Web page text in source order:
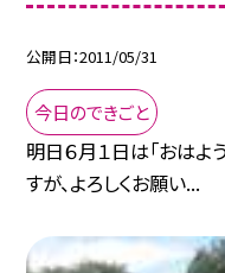
公開日 2011/05/31
今日のできごと
明日６月１日は「おはよ
すが、よろしくお願い...